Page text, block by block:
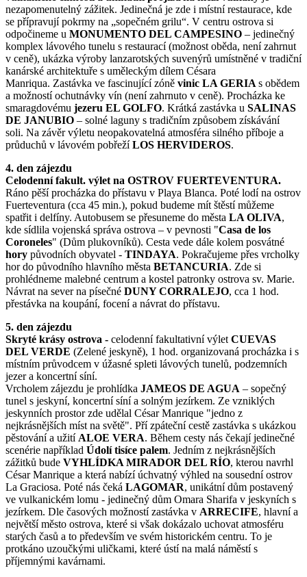
nezapomenutelný zážitek. Jedinečná je zde i místní restaurace, kde
se přípravují pokrmy na „sopečném grilu“. V centru ostrova si
odpočineme u MONUMENTO DEL CAMPESINO – jedinečný
komplex lávového tunelu s restaurací (možnost oběda, není zahrnut
v ceně), ukázka výroby lanzarotských suvenýrů umístněné v tradiční
kanárské architektuře s uměleckým dílem Césara
Manriqua. Zastávka ve fascinující zóně vinic LA GERIA s obědem
a možností ochutnávky vín (není zahrnuto v ceně). Procházka ke
smaragdovému jezeru EL GOLFO. Krátká zastávka u SALINAS
DE JANUBIO – solné laguny s tradičním způsobem získávání
soli. Na závěr výletu neopakovatelná atmosféra silného příboje a
průduchů v lávovém pobřežíLOS HERVIDEROS.
4. den zájezdu
Celodenní fakult. výlet na OSTROV FUERTEVENTURA.
Ráno pěší procházka do přístavu v Playa Blanca. Poté lodí na ostrov
Fuerteventura (cca 45 min.), pokud budeme mít štěstí můžeme
spatřit i delfíny. Autobusem se přesuneme do města LA OLIVA,
kde sídlila vojenská správa ostrova – v pevnosti "Casa de los
Coroneles" (Dům plukovníků). Cesta vede dále kolem posvátné
hory původních obyvatel - TINDAYA. Pokračujeme přes vrcholky
hor do původního hlavního města BETANCURIA. Zde si
prohlédneme malebné centrum a kostel patronky ostrova sv. Marie.
Návrat na sever na písečné DUNY CORRALEJO, cca 1 hod.
přestávka na koupání, focení a návrat do přístavu.
5. den zájezdu
Skryté krásy ostrova - celodenní fakultativní výlet CUEVAS
DEL VERDE (Zelené jeskyně), 1 hod. organizovaná procházka i s
místním průvodcem v úžasné spleti lávových tunelů, podzemních
jezer a koncertní síní.
Vrcholem zájezdu je prohlídka JAMEOS DE AGUA – sopečný
tunel s jeskyní, koncertní síní a solným jezírkem. Ze vzniklých
jeskynních prostor zde udělal César Manrique "jedno z
nejkrásnějších míst na světě". Pří zpáteční cestě zastávka s ukázkou
pěstování a užití ALOE VERA. Během cesty nás čekají jedinečné
scenérie například Údolí tisíce palem. Jedním z nejkrásnějších
zážitků bude VYHLÍDKA MIRADOR DEL RÍO, kterou navrhl
César Manrique a která nabízí úchvatný výhled na sousední ostrov
La Graciosa. Poté nás čeká LAGOMAR, unikátní dům postavený
ve vulkanickém lomu - jedinečný dům Omara Sharifa v jeskyních s
jezírkem. Dle časových možností zastávka v ARRECIFE, hlavní a
největší město ostrova, které si však dokázalo uchovat atmosféru
starých časů a to především ve svém historickém centru. To je
protkáno uzoučkými uličkami, které ústí na malá náměstí s
příjemnými kavárnami.